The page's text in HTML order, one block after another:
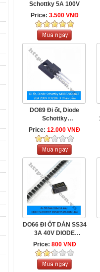
Schottky 5A 100V
Price: 3.500 VNĐ
DO89 Đi ốt, Diode
Schottky
MBRF20200CT 20A
200V TO220F 3 ...
Price: 12.000 VNĐ
DO66 ĐI ỐT DÁN SS34
3A 40V DIODE
SCHOTTKY 1N5819 ...
Price: 800 VNĐ